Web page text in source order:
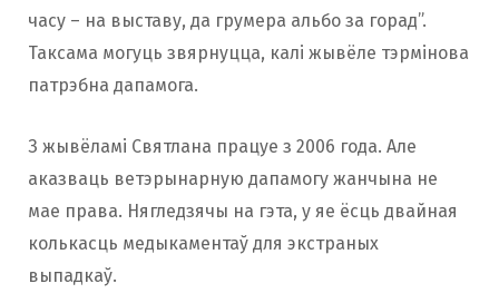
часу – на выставу, да грумера альбо за горад”.
Таксама могуць звярнуцца, калі жывёле тэрмінова
патрэбна дапамога.
З жывёламі Святлана працуе з 2006 года. Але
аказваць ветэрынарную дапамогу жанчына не
мае права. Нягледзячы на гэта, у яе ёсць двайная
колькасць медыкаментаў для экстраных
выпадкаў.